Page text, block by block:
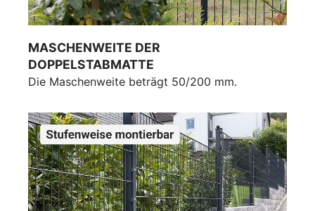
MASCHENWEITE DER
DOPPELSTABMATTE
Die Maschenweite beträgt 50/200 mm.